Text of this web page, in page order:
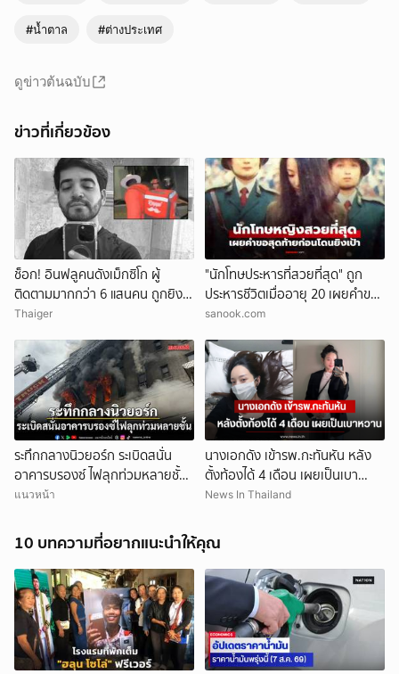
#น้ำตาล #ต่างประเทศ
ดูข่าวต้นฉบับ
ข่าวที่เกี่ยวข้อง
ช็อก! อินฟลูคนดังเม็กซิโก ผู้
ติดตามมากกว่า 6 แสนคน ถูกยิง
ดับกลางไลฟ์สด
Thaiger
"นักโทษประหารที่สวยที่สุด" ถูก
ประหารชีวิตเมื่ออายุ 20 เผยคำขอ
สุดท้ายสุดสะเทือนใจ
sanook.com
ระทึกกลางนิวยอร์ก ระเบิดสนั่น
อาคารบรองซ์ ไฟลุกท่วมหลายชั้น
ดับ 1 ราย เจ็บอื้อ
แนวหน้า
นางเอกดัง เข้ารพ.กะทันหัน หลัง
ตั้งท้องได้ 4 เดือน เผยเป็นเบา
หวานขณะตั้งครรภ์ (ตปท)
News In Thailand
10 บทความที่อยากแนะนำให้คุณ